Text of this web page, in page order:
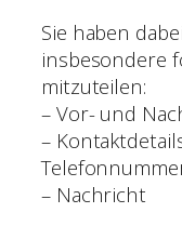
Sie haben
insbesondere
mitzuteilen:
– Vor- und
–
– Nachricht